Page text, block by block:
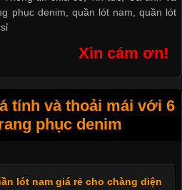
phục denim
quần lót nam
quần lót
Xin cám ơn!
tính và thoải mái với 6
phục denim
lót nam giá rẻ cho chàng diện